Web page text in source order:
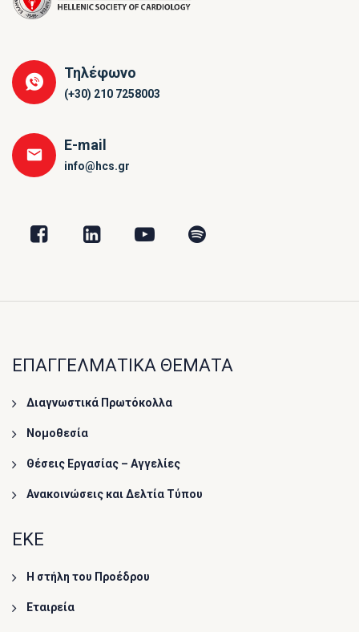
Τηλέφωνο
(+30) 210 7258003
E-mail
info@hcs.gr
ΕΠΑΓΓΕΛΜΑΤΙΚΑ ΘΕΜΑΤΑ
Διαγνωστικά Πρωτόκολλα
Νομοθεσία
Θέσεις Εργασίας – Αγγελίες
Ανακοινώσεις και Δελτία Τύπου
ΕΚΕ
Η στήλη του Προέδρου
Εταιρεία